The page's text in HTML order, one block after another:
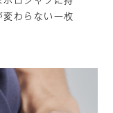
わらない一枚